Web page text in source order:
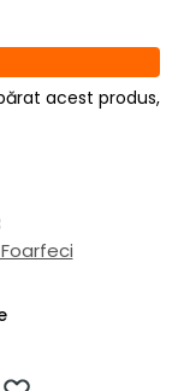
acest produs,